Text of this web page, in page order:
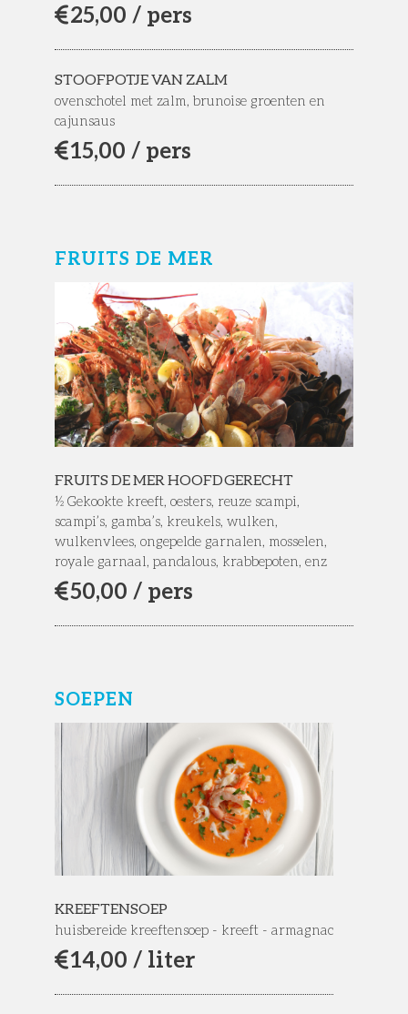
25,00 / pers
STOOFPOTJE VAN ZALM
ovenschotel met zalm, brunoise groenten en
cajunsaus
15,00 / pers
FRUITS DE MER
FRUITS DE MER HOOFDGERECHT
½ Gekookte kreeft, oesters, reuze scampi,
scampi’s, gamba’s, kreukels, wulken,
wulkenvlees, ongepelde garnalen, mosselen,
royale garnaal, pandalous, krabbepoten, enz
50,00 / pers
SOEPEN
KREEFTENSOEP
huisbereide kreeftensoep - kreeft - armagnac
14,00 / liter